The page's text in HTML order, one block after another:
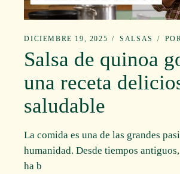
DICIEMBRE 19, 2025 SALSAS POR
Salsa de quinoa
una receta
saludable
La comida es una de las grandes
humanidad. Desde tiempos
ha b